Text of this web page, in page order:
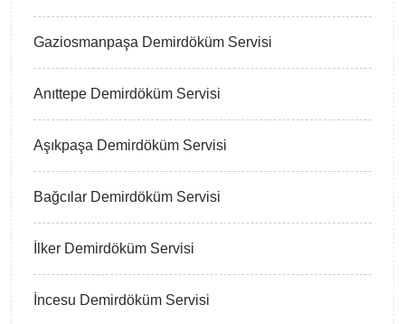
Gaziosmanpaşa Demirdöküm Servisi
Anıttepe Demirdöküm Servisi
Aşıkpaşa Demirdöküm Servisi
Bağcılar Demirdöküm Servisi
İlker Demirdöküm Servisi
İncesu Demirdöküm Servisi